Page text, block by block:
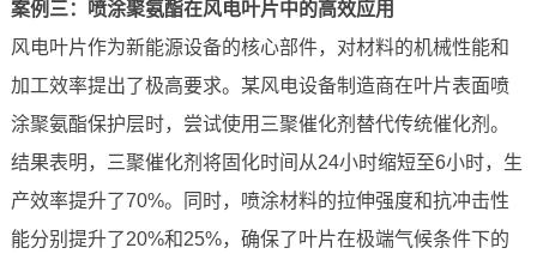
案例三：喷涂聚氨酯在风电叶片中的高效应用
风电叶片作为新能源设备的核心部件，对材料的机械性能和
加工效率提出了极高要求。某风电设备制造商在叶片表面喷
涂聚氨酯保护层时，尝试使用三聚催化剂替代传统催化剂。
结果表明，三聚催化剂将固化时间从24小时缩短至6小时，生
产效率提升了70%。同时，喷涂材料的拉伸强度和抗冲击性
能分别提升了20%和25%，确保了叶片在极端气候条件下的